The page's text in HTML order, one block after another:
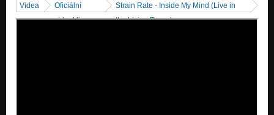
Videa
Oficiální
videoklipy
Strain Rate - Inside My Mind (Live in
the Living Room)